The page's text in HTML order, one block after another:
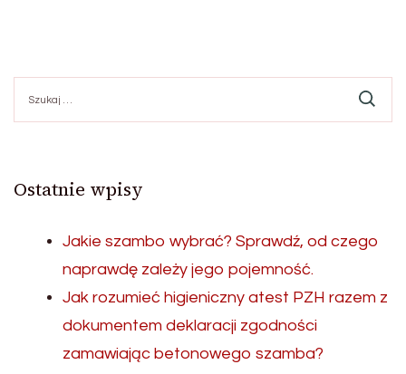
Ostatnie wpisy
Jakie szambo wybrać? Sprawdź, od czego
naprawdę zależy jego pojemność.
Jak rozumieć higieniczny atest PZH razem z
dokumentem deklaracji zgodności
zamawiając betonowego szamba?